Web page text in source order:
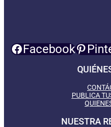
Facebook
PUBLICA
NUESTRA